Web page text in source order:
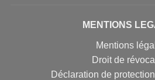
MENTIONS
Mentions
Droit de
Déclaration de